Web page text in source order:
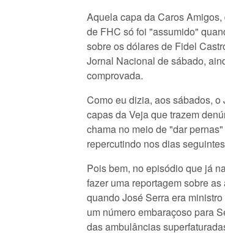
Aquela capa da Caros
de FHC só foi "assumido"
sobre os dólares de Fidel
Jornal Nacional de sábado,
comprovada.
Como eu dizia, aos sábados,
capas da Veja que trazem
chama no meio de "dar
repercutindo nos dias
Pois bem, no episódio que já
fazer uma reportagem sobre
quando José Serra era
um número embaraçoso para
das ambulâncias